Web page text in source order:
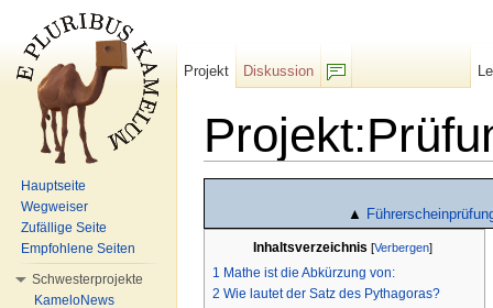
▲
Inhaltsverzeichnis [Verbergen]
1 Mathe ist die Abkürzung von:
2 Wie lautet der Satz des Pythagoras?
Projekt
Diskussion
Hauptseite
Wegweiser
Zufällige Seite
Empfohlene Seiten
Schwesterprojekte
KameloNews